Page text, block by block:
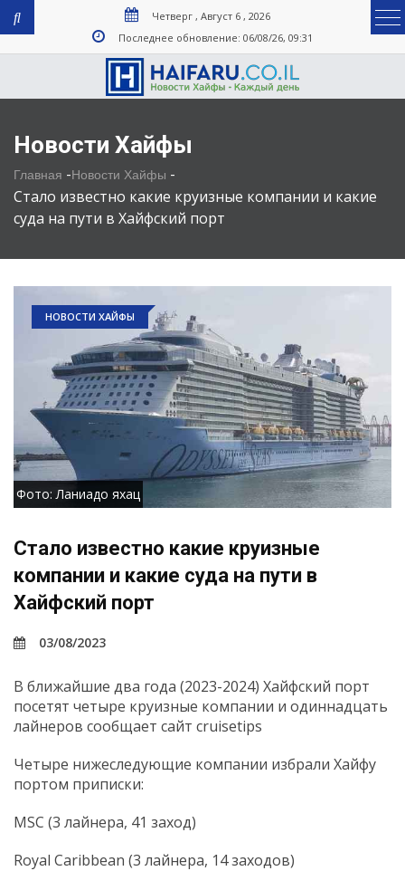
Четверг , Август 6 , 2026
Последнее обновление: 06/08/26, 09:31
Новости Хайфы
Главная -Новости Хайфы -
Стало известно какие круизные компании и какие
суда на пути в Хайфский порт
НОВОСТИ ХАЙФЫ
Фото: Ланиадо яхац
Стало известно какие круизные
компании и какие суда на пути в
Хайфский порт
03/08/2023
В ближайшие два года (2023-2024) Хайфский порт
посетят четыре круизные компании и одиннадцать
лайнеров сообщает сайт cruisetips
Четыре нижеследующие компании избрали Хайфу
портом приписки:
MSC (3 лайнера, 41 заход)
Royal Caribbean (3 лайнера, 14 заходов)